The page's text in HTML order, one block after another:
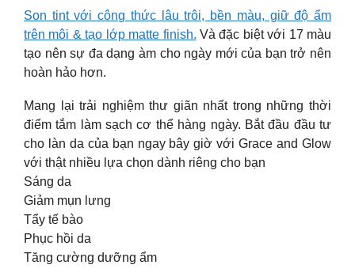
Son tint với công thức lâu trôi, bền màu, giữ độ ẩm
trên môi & tạo lớp matte finish. Và đặc biệt với 17 màu
tạo nên sự đa dạng àm cho ngày mới của bạn trở nên
hoàn hảo hơn.
Mang lại trải nghiệm thư giãn nhất trong những thời
điểm tắm làm sạch cơ thể hàng ngày. Bắt đầu đầu tư
cho làn da của bạn ngay bây giờ với Grace and Glow
với thật nhiều lựa chọn dành riêng cho bạn
Sáng da
Giảm mụn lưng
Tẩy tế bào
Phục hồi da
Tăng cường dưỡng ẩm